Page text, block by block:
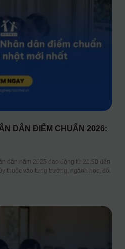
DÂN ĐIỂM CHUẨN 2026:
dân năm 2025 dao động từ 21,50 đến
thuộc vào từng trường, ngành học, đối